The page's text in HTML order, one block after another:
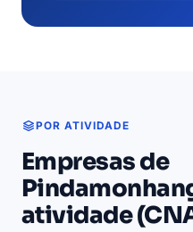
POR ATIVIDADE
Empresas de
atividade